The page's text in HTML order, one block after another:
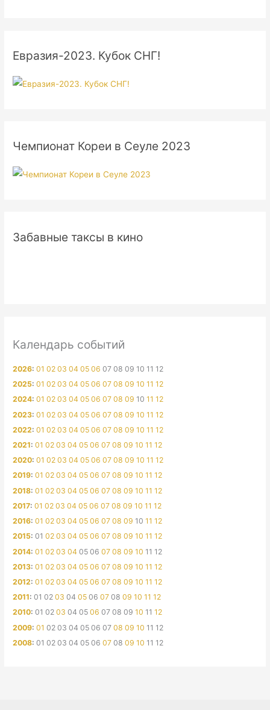
Евразия-2023. Кубок СНГ!
Чемпионат Кореи в Сеуле 2023
Забавные таксы в кино
Календарь событий
2026:01 02 03 04 05 06 07 08 09 10 11 12
2025:01 02 03 04 05 06 07 08 09 10 11 12
2024:01 02 03 04 05 06 07 08 09 10 11 12
2023:01 02 03 04 05 06 07 08 09 10 11 12
2022:01 02 03 04 05 06 07 08 09 10 11 12
2021:01 02 03 04 05 06 07 08 09 10 11 12
2020:01 02 03 04 05 06 07 08 09 10 11 12
2019:01 02 03 04 05 06 07 08 09 10 11 12
2018:01 02 03 04 05 06 07 08 09 10 11 12
2017:01 02 03 04 05 06 07 08 09 10 11 12
2016:01 02 03 04 05 06 07 08 09 10 11 12
2015:01 02 03 04 05 06 07 08 09 10 11 12
2014:01 02 03 04 05 06 07 08 09 10 11 12
2013:01 02 03 04 05 06 07 08 09 10 11 12
2012:01 02 03 04 05 06 07 08 09 10 11 12
2011:01 02 03 04 05 06 07 08 09 10 11 12
2010:01 02 03 04 05 06 07 08 09 10 11 12
2009:01 02 03 04 05 06 07 08 09 10 11 12
2008:01 02 03 04 05 06 07 08 09 10 11 12